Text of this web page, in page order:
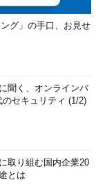
ング」の手口、お見せ
聞く、オンラインバ
セキュリティ (1/2)
取り組む国内企業20
とは